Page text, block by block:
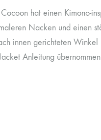
hat einen Kimono-
Nacken und einen
innen gerichteten
Anleitung